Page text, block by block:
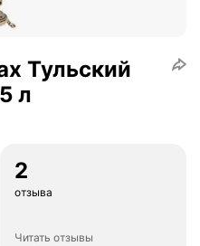
Тульский
л
2
отзыва
Читать отзывы